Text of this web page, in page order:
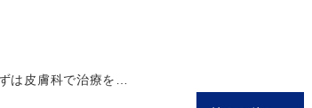
は皮膚科で治療を…